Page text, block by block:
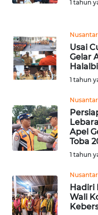
1 tahun
Usai
Gelar
1 tahun
Apel
Toba
1 tahun
Hadiri
Wali
WN
MALUT
WN
DANAU
TOBA
NIAS
WN